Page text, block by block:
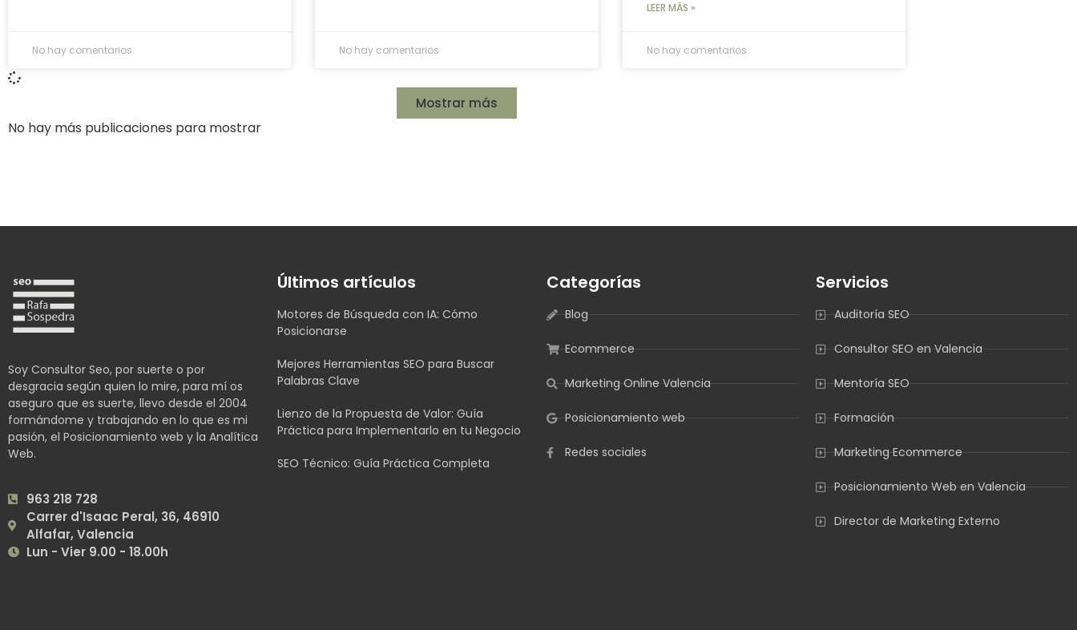
No hay comentarios No hay comentarios
LEER MÁS »
No hay comentarios
Mostrar más
No hay más publicaciones para mostrar
Soy Consultor Seo, por suerte o por
desgracia según quien lo mire, para mí os
aseguro que es suerte, llevo desde el 2004
formándome y trabajando en lo que es mi
pasión, el Posicionamiento web y la Analítica
Web.
963 218 728
Carrer d'Isaac Peral, 36, 46910
Alfafar, Valencia
Lun - Vier 9.00 - 18.00h
Últimos artículos
Motores de Búsqueda con IA: Cómo
Posicionarse
Mejores Herramientas SEO para Buscar
Palabras Clave
Lienzo de la Propuesta de Valor: Guía
Práctica para Implementarlo en tu Negocio
SEO Técnico: Guía Práctica Completa
Categorías
Blog
Ecommerce
Marketing Online Valencia
Posicionamiento web
Redes sociales
Servicios
Auditoría SEO
Consultor SEO en Valencia
Mentoría SEO
Formación
Marketing Ecommerce
Posicionamiento Web en Valencia
Director de Marketing Externo